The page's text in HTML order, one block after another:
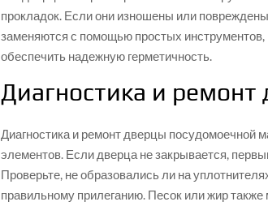
прокладок. Если они изношены или
заменяются с помощью простых
обеспечить надежную герметичность.
Диагностика и ремонт
Диагностика и ремонт дверцы посудомоечной
элементов. Если дверца не закрывается,
Проверьте, не образовались ли на
правильному прилеганию. Песок или жир также